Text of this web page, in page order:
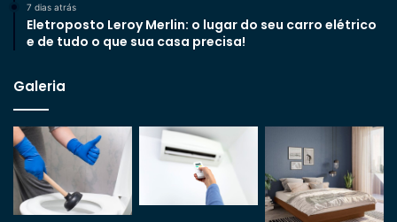
7 dias atrás
Eletroposto Leroy Merlin: o lugar do seu carro elétrico
e de tudo o que sua casa precisa!
Galeria